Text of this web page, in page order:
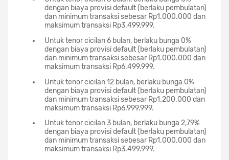
dengan biaya provisi default (berlaku pembulatan)
dan minimum transaksi sebesar Rp1.000.000 dan
maksimum transaksi Rp3.499.999.
Untuk tenor cicilan 6 bulan, berlaku bunga 0%
dengan biaya provisi default (berlaku pembulatan)
dan minimum transaksi sebesar Rp1.000.000 dan
maksimum transaksi Rp6.499.999.
Untuk tenor cicilan 12 bulan, berlaku bunga 0%
dengan biaya provisi default (berlaku pembulatan)
dan minimum transaksi sebesar Rp1.200.000 dan
maksimum transaksi Rp6.999.999.
Untuk tenor cicilan 3 bulan, berlaku bunga 2,79%
dengan biaya provisi default (berlaku pembulatan)
dan minimum transaksi sebesar Rp1.000.000 dan
maksimum transaksi Rp3.499.999.